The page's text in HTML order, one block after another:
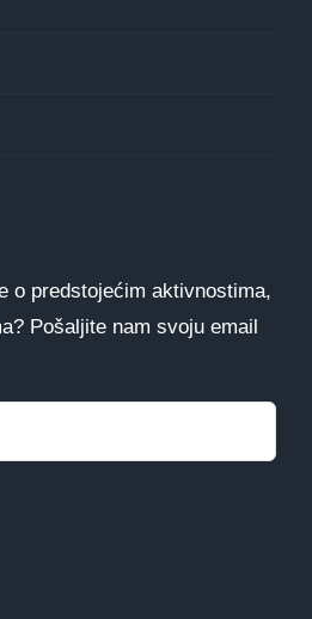
o predstojećim aktivnostima,
Pošaljite nam svoju email